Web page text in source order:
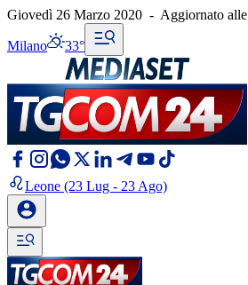
Giovedì 26 Marzo 2020 - Aggiornato alle
Milano 33°
Leone (23 Lug - 23 Ago)